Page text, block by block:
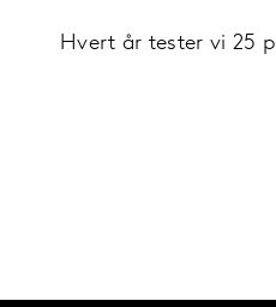
Hvert år tester vi 25